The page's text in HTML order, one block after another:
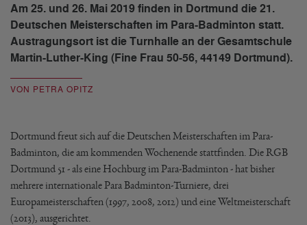
Am 25. und 26. Mai 2019 finden in Dortmund die 21.
Deutschen Meisterschaften im Para-Badminton statt.
Austragungsort ist die Turnhalle an der Gesamtschule
Martin-Luther-King (Fine Frau 50-56, 44149 Dortmund).
VON PETRA OPITZ
Dortmund freut sich auf die Deutschen Meisterschaften im Para-
Badminton, die am kommenden Wochenende stattfinden. Die RGB
Dortmund 51 - als eine Hochburg im Para-Badminton - hat bisher
mehrere internationale Para Badminton-Turniere, drei
Europameisterschaften (1997, 2008, 2012) und eine Weltmeisterschaft
(2013), ausgerichtet.